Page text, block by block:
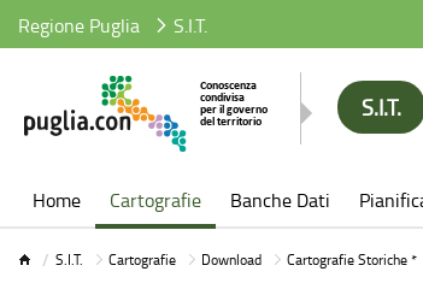
Regione Puglia S.I.T.
S.I.T.
Home Cartografie Banche Dati
S.I.T. Cartografie Download Cartografie Storiche *